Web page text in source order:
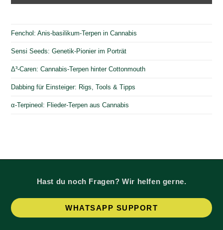
Fenchol: Anis-basilikum-Terpen in Cannabis
Sensi Seeds: Genetik-Pionier im Porträt
Δ³-Caren: Cannabis-Terpen hinter Cottonmouth
Dabbing für Einsteiger: Rigs, Tools & Tipps
α-Terpineol: Flieder-Terpen aus Cannabis
Hast du noch Fragen? Wir helfen gerne.
WHATSAPP SUPPORT